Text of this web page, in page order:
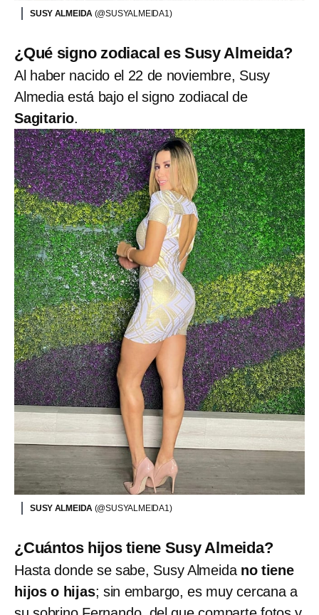
SUSY ALMEIDA (@SUSYALMEIDA1)
¿Qué signo zodiacal es Susy Almeida?
Al haber nacido el 22 de noviembre, Susy
Almedia está bajo el signo zodiacal de
Sagitario.
SUSY ALMEIDA (@SUSYALMEIDA1)
¿Cuántos hijos tiene Susy Almeida?
Hasta donde se sabe, Susy Almeida no tiene
hijos o hijas; sin embargo, es muy cercana a